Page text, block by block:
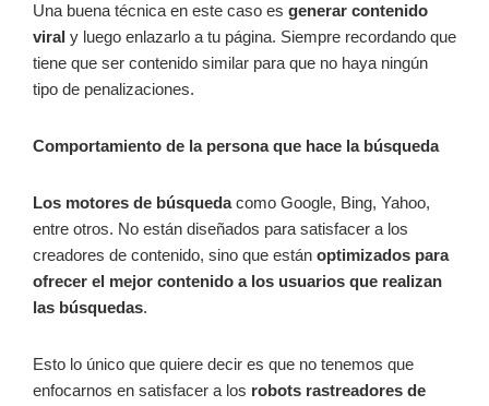
Una buena técnica en este caso es generar contenido
viral y luego enlazarlo a tu página. Siempre recordando que
tiene que ser contenido similar para que no haya ningún
tipo de penalizaciones.
Comportamiento de la persona que hace la búsqueda
Los motores de búsquedacomo Google, Bing, Yahoo,
entre otros. No están diseñados para satisfacer a los
creadores de contenido, sino que están optimizados para
ofrecer el mejor contenido a los usuarios que realizan
las búsquedas.
Esto lo único que quiere decir es que no tenemos que
enfocarnos en satisfacer a los robots rastreadores de